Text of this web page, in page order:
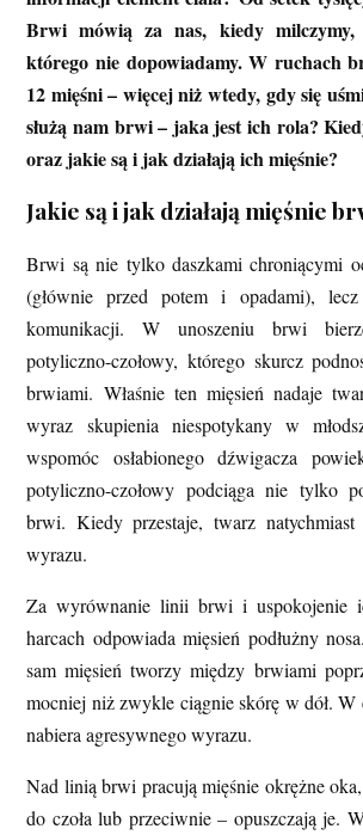
Brwi mówią za nas, kiedy milczymy,
którego nie dopowiadamy. W ruchach
12 mięśni – więcej niż wtedy, gdy się
służą nam brwi – jaka jest ich rola?
oraz jakie są i jak działają ich mięśnie?
Jakie są i jak działają mięśnie
Brwi są nie tylko daszkami chroniącymi
(głównie przed potem i opadami),
komunikacji. W unoszeniu brwi
potyliczno-czołowy, którego skurcz
brwiami. Właśnie ten mięsień nadaje
wyraz skupienia niespotykany w
wspomóc osłabionego dźwigacza
potyliczno-czołowy podciąga nie tylko
brwi. Kiedy przestaje, twarz natychmiast
wyrazu.
Za wyrównanie linii brwi i uspokojenie
harcach odpowiada mięsień podłużny
sam mięsień tworzy między brwiami
mocniej niż zwykle ciągnie skórę w dół. W
nabiera agresywnego wyrazu.
Nad linią brwi pracują mięśnie okrężne
do czoła lub przeciwnie – opuszczają je.